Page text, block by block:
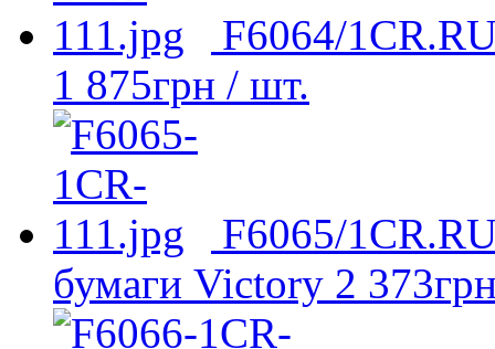
F6064/
1 875грн / шт.
F6065/
бумаги Victory 2 373